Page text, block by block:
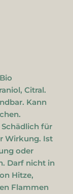
Citral.
Kann
für
Wirkung. Ist
oder
Darf nicht in
Hitze,
Flammen